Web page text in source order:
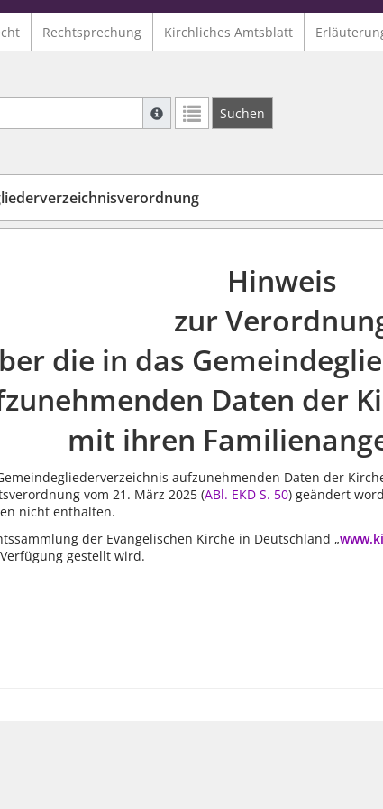
Rechtsprechung Kirchliches Amtsblatt
Suche mit Platzhalter "*", Bsp.
Suchen
Hinweis
zur
die in das
Daten der
mit ihren
aufzunehmenden Daten der
vom 21. März 2025 (ABl. EKD S. 50) geändert
nicht enthalten.
der Evangelischen Kirche in Deutschland „
gestellt wird.